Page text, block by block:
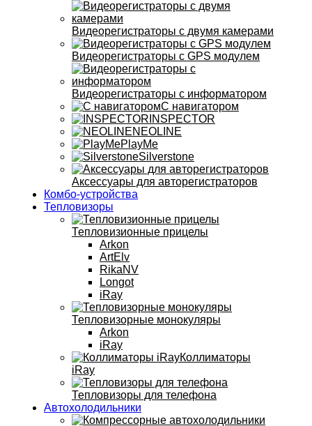
Видеорегистраторы с двумя камерами
Видеорегистраторы с GPS модулем
Видеорегистраторы с информатором
С навигатором
INSPECTOR
NEOLINE
PlayMe
Silverstone
Аксессуары для авторегистраторов
Комбо-устройства
Тепловизоры
Тепловизионные прицелы
Arkon
ArtElv
RikaNV
Longot
iRay
Тепловизорные монокуляры
Arkon
iRay
Коллиматоры
iRay
Тепловизоры для телефона
Автохолодильники